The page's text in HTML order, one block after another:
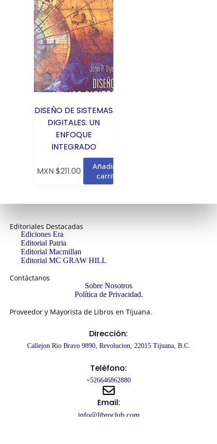
DISEÑO DE SISTEMAS
DIGITALES. UN
ENFOQUE
INTEGRADO
MXN $211.00
Añadir al
carrito
Editoriales Destacadas
Ediciones Era
Editorial Patria
Editorial Macmillan
Editorial MC GRAW HILL
Contáctanos
Sobre Nosotros
Política de Privacidad.
Proveedor y Mayorista de Libros en Tijuana.
Dirección:
Callejon Rio Bravo 9890, Revolucion, 22015 Tijuana, B.C.
Teléfono:
+526646862880
Email:
info@libroclub.com